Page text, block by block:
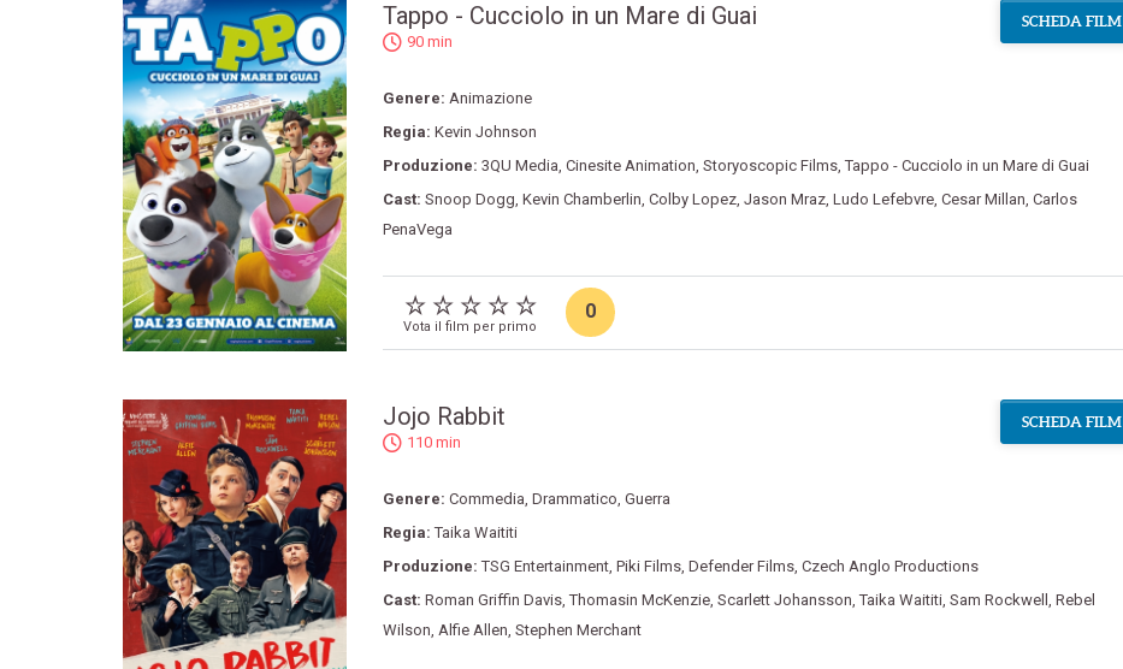
Tappo - Cucciolo in un Mare di Guai
90 min
Genere: Animazione
Regia: Kevin Johnson
Produzione: 3QU Media, Cinesite Animation, Storyoscopic Films,Tappo - Cucciolo in un Mare di Guai
Cast: Snoop Dogg, Kevin Chamberlin, Colby Lopez, Jason Mraz, Ludo Lefebvre, Cesar Millan, Carlos
PenaVega
SCHEDA FILM
Vota il film per primo
0
Jojo Rabbit
110 min
Genere: Commedia, Drammatico, Guerra
Regia:Taika Waititi
Produzione:TSG Entertainment, Piki Films, Defender Films, Czech Anglo Productions
Cast: Roman Griffin Davis,Thomasin McKenzie, Scarlett Johansson,Taika Waititi, Sam Rockwell , Rebel
Wilson, Alfie Allen, Stephen Merchant
SCHEDA FILM